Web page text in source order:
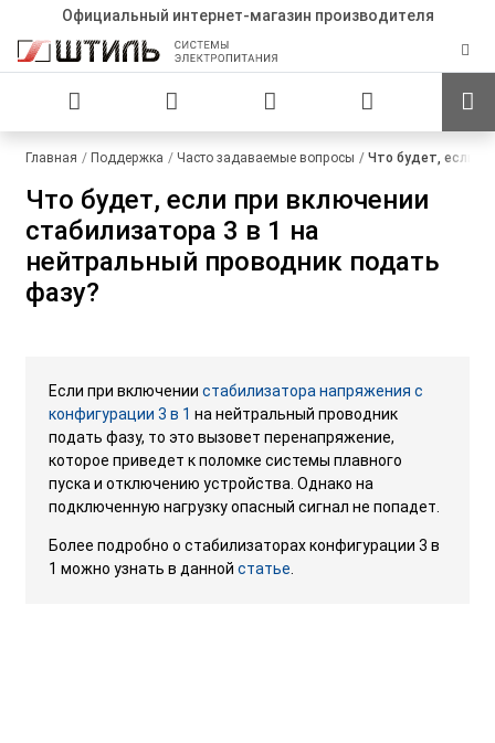
Официальный интернет-магазин производителя
Главная Поддержка Часто задаваемые вопросы Что будет, если
Что будет, если при включении
стабилизатора 3 в 1 на
нейтральный проводник подать
фазу?
Если при включении стабилизатора напряжения с
конфигурации 3 в 1 на нейтральный проводник
подать фазу, то это вызовет перенапряжение,
которое приведет к поломке системы плавного
пуска и отключению устройства. Однако на
подключенную нагрузку опасный сигнал не попадет.
Более подробно о стабилизаторах конфигурации 3 в
1 можно узнать в данной статье